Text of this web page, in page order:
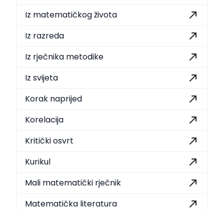
Iz matematičkog života
Iz razreda
Iz rječnika metodike
Iz svijeta
Korak naprijed
Korelacija
Kritički osvrt
Kurikul
Mali matematički rječnik
Matematička literatura